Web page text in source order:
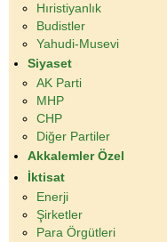
Hıristiyanlık
Budistler
Yahudi-Musevi
Siyaset
AK Parti
MHP
CHP
Diğer Partiler
Akkalemler Özel
İktisat
Enerji
Şirketler
Para Örgütleri